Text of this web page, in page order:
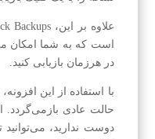
است که به شما امکان
در هرزمان بازیابی کنید.
با استفاده از این
حالت عادی بازمی‌گردد.
دوست ندارید،